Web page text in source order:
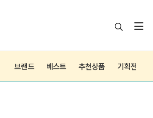
브랜드 베스트 추천상품 기획전